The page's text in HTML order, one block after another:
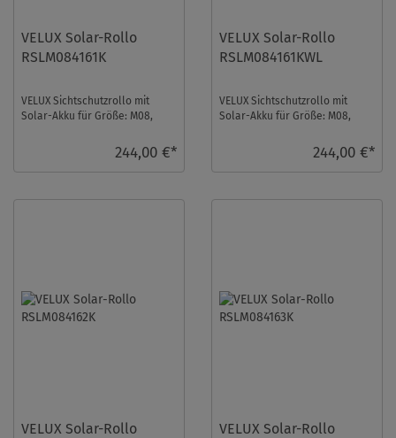
VELUX Solar-Rollo
RSLM084161K
VELUX Sichtschutzrollo mit
Solar-Akku für Größe: M08,
244,00 €*
VELUX Solar-Rollo
RSLM084161KWL
VELUX Sichtschutzrollo mit
Solar-Akku für Größe: M08,
244,00 €*
VELUX Solar-Rollo
VELUX Solar-Rollo